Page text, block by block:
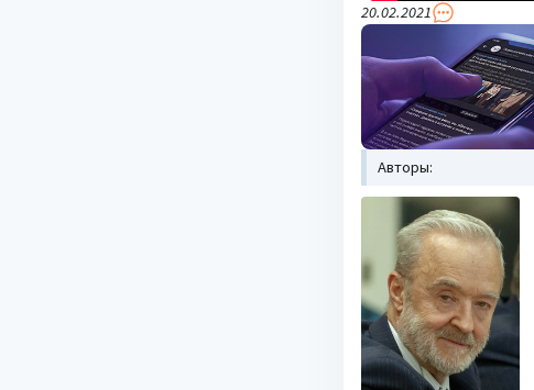
20.02.2021
Авторы: